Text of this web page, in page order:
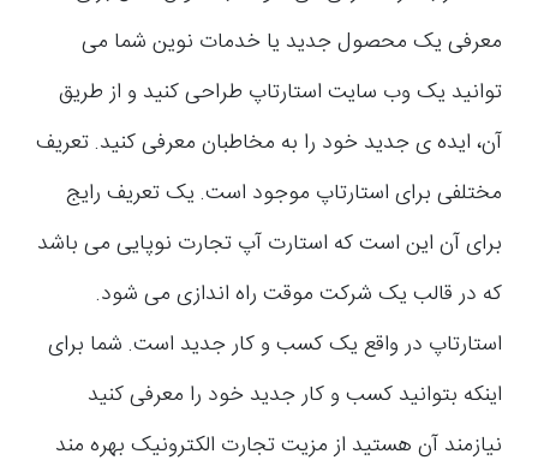
معرفی یک محصول جدید یا خدمات نوین شما می
توانید یک وب سایت استارتاپ طراحی کنید و از طریق
آن، ایده ی جدید خود را به مخاطبان معرفی کنید. تعریف
مختلفی برای استارتاپ موجود است. یک تعریف رایج
برای آن این است که استارت آپ تجارت نوپایی می باشد
که در قالب یک شرکت موقت راه اندازی می شود.
استارتاپ در واقع یک کسب و کار جدید است. شما برای
اینکه بتوانید کسب و کار جدید خود را معرفی کنید
نیازمند آن هستید از مزیت تجارت الکترونیک بهره مند